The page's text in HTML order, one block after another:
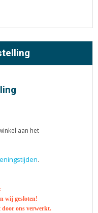
aan het
.
wij gesloten!
door ons verwerkt.